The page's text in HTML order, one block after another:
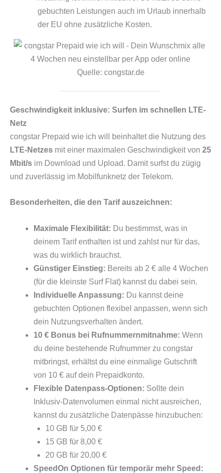
gebuchten Leistungen auch im Urlaub innerhalb
der EU ohne zusätzliche Kosten.
Quelle: congstar.de
Geschwindigkeit inklusive: Surfen im schnellen LTE-
Netz
congstar Prepaid wie ich will beinhaltet die Nutzung des
LTE-Netzes mit einer maximalen Geschwindigkeit von 25
Mbit/s im Download und Upload. Damit surfst du zügig
und zuverlässig im Mobilfunknetz der Telekom.
Besonderheiten, die den Tarif auszeichnen:
Maximale Flexibilität: Du bestimmst, was in
deinem Tarif enthalten ist und zahlst nur für das,
was du wirklich brauchst.
Günstiger Einstieg: Bereits ab 2 € alle 4 Wochen
(für die kleinste Surf Flat) kannst du dabei sein.
Individuelle Anpassung: Du kannst deine
gebuchten Optionen flexibel anpassen, wenn sich
dein Nutzungsverhalten ändert.
10 € Bonus bei Rufnummernmitnahme: Wenn
du deine bestehende Rufnummer zu congstar
mitbringst, erhältst du eine einmalige Gutschrift
von 10 € auf dein Prepaidkonto.
Flexible Datenpass-Optionen: Sollte dein
Inklusiv-Datenvolumen einmal nicht ausreichen,
kannst du zusätzliche Datenpässe hinzubuchen:
10 GB für 5,00 €
15 GB für 8,00 €
20 GB für 20,00 €
SpeedOn Optionen für temporär mehr Speed: